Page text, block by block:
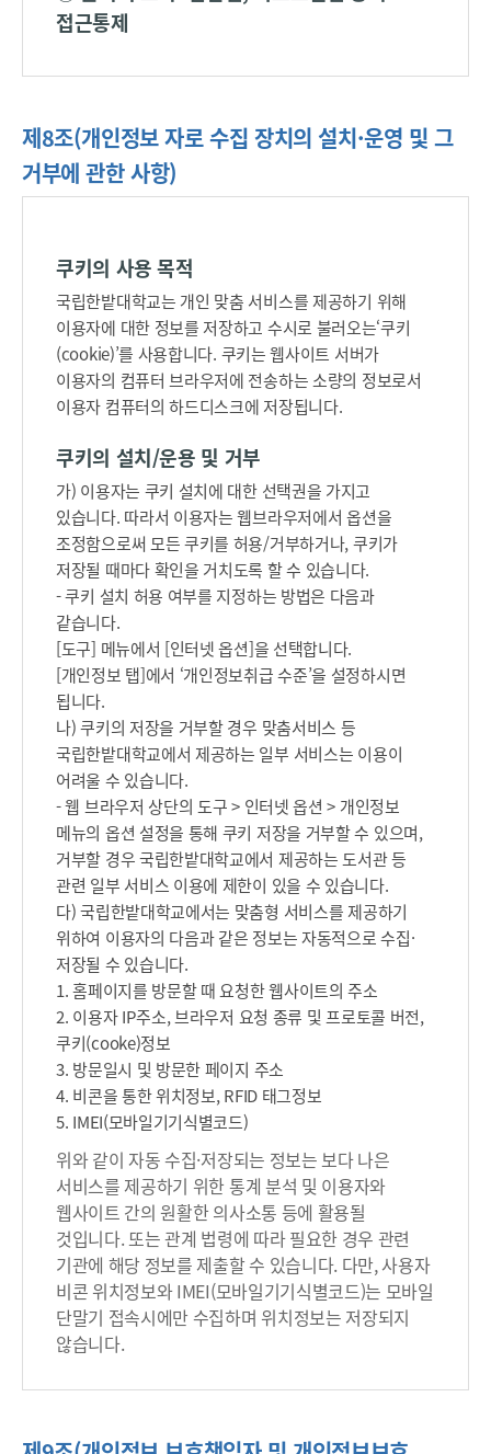
확
→
정
·
삭
처
리
정
지
결
과
지
또
는
정
정
·
삭
제
,
처
리
정
지
제
한
사
항
통
지
(
거
절
,
타
법
령
관
련
사
항
등
)
접근통제
제8조(개인정보 자로 수집 장치의 설치·운영 및 그
거부에 관한 사항)
쿠키의 사용 목적
국립한밭대학교는 개인 맞춤 서비스를 제공하기 위해
이용자에 대한 정보를 저장하고 수시로 불러오는‘쿠키
(cookie)’를 사용합니다. 쿠키는 웹사이트 서버가
이용자의 컴퓨터 브라우저에 전송하는 소량의 정보로서
이용자 컴퓨터의 하드디스크에 저장됩니다.
쿠키의 설치/운용 및 거부
가) 이용자는 쿠키 설치에 대한 선택권을 가지고
있습니다. 따라서 이용자는 웹브라우저에서 옵션을
조정함으로써 모든 쿠키를 허용/거부하거나, 쿠키가
저장될 때마다 확인을 거치도록 할 수 있습니다.
- 쿠키 설치 허용 여부를 지정하는 방법은 다음과
같습니다.
[도구] 메뉴에서 [인터넷 옵션]을 선택합니다.
[개인정보 탭]에서 ‘개인정보취급 수준’을 설정하시면
됩니다.
나) 쿠키의 저장을 거부할 경우 맞춤서비스 등
국립한밭대학교에서 제공하는 일부 서비스는 이용이
어려울 수 있습니다.
- 웹 브라우저 상단의 도구 > 인터넷 옵션 > 개인정보
메뉴의 옵션 설정을 통해 쿠키 저장을 거부할 수 있으며,
거부할 경우 국립한밭대학교에서 제공하는 도서관 등
관련 일부 서비스 이용에 제한이 있을 수 있습니다.
다) 국립한밭대학교에서는 맞춤형 서비스를 제공하기
위하여 이용자의 다음과 같은 정보는 자동적으로 수집·
저장될 수 있습니다.
1. 홈페이지를 방문할 때 요청한 웹사이트의 주소
2. 이용자 IP주소, 브라우저 요청 종류 및 프로토콜 버전,
쿠키(cooke)정보
3. 방문일시 및 방문한 페이지 주소
4. 비콘을 통한 위치정보, RFID 태그정보
5. IMEI(모바일기기식별코드)
위와 같이 자동 수집·저장되는 정보는 보다 나은
서비스를 제공하기 위한 통계 분석 및 이용자와
웹사이트 간의 원활한 의사소통 등에 활용될
것입니다. 또는 관계 법령에 따라 필요한 경우 관련
기관에 해당 정보를 제출할 수 있습니다. 다만, 사용자
비콘 위치정보와 IMEI(모바일기기식별코드)는 모바일
단말기 접속시에만 수집하며 위치정보는 저장되지
않습니다.